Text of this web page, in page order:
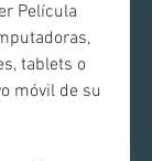
Película
tablets o
móvil de su